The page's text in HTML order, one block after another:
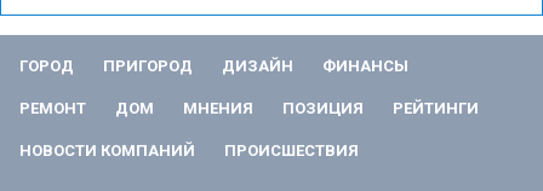
ГОРОД ПРИГОРОД ДИЗАЙН ФИНАНСЫ
РЕМОНТ ДОМ МНЕНИЯ ПОЗИЦИЯ РЕЙТИНГИ
НОВОСТИ КОМПАНИЙ ПРОИСШЕСТВИЯ